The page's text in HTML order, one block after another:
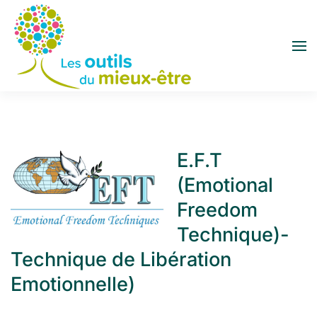
Accéder au contenu principal
E.F.T
(Emotional
Freedom
Technique)-
Technique de Libération
Emotionnelle)